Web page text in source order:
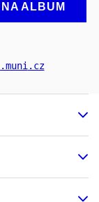
ALBUM
.muni.cz